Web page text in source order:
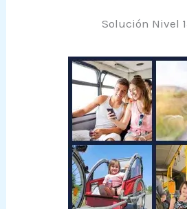
Solución Nivel